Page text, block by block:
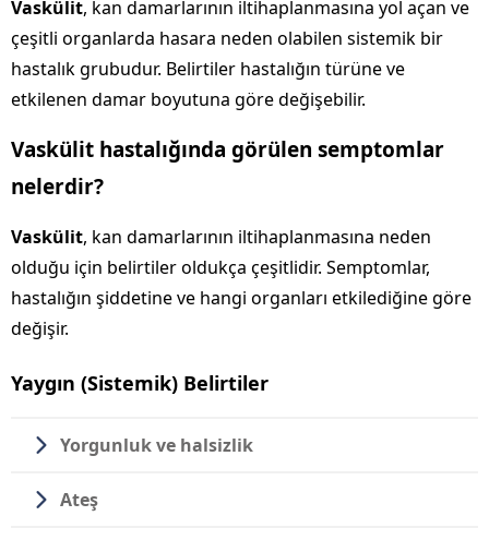
Vaskülit, kan damarlarının iltihaplanmasına yol açan ve
çeşitli organlarda hasara neden olabilen sistemik bir
hastalık grubudur. Belirtiler hastalığın türüne ve
etkilenen damar boyutuna göre değişebilir.
Vaskülit hastalığında görülen semptomlar
nelerdir?
Vaskülit, kan damarlarının iltihaplanmasına neden
olduğu için belirtiler oldukça çeşitlidir. Semptomlar,
hastalığın şiddetine ve hangi organları etkilediğine göre
değişir.
Yaygın (Sistemik) Belirtiler
Yorgunluk ve halsizlik
Ateş